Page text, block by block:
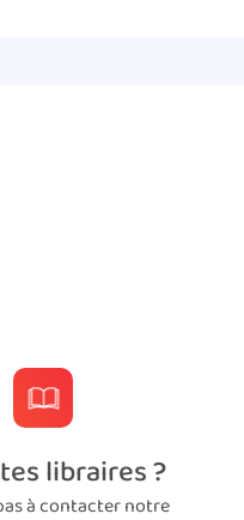
libraires ?
à contacter notre